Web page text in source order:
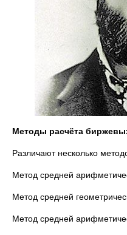
Методы расчёта
Различают несколько
Метод средней
Метод средней
Метод средней